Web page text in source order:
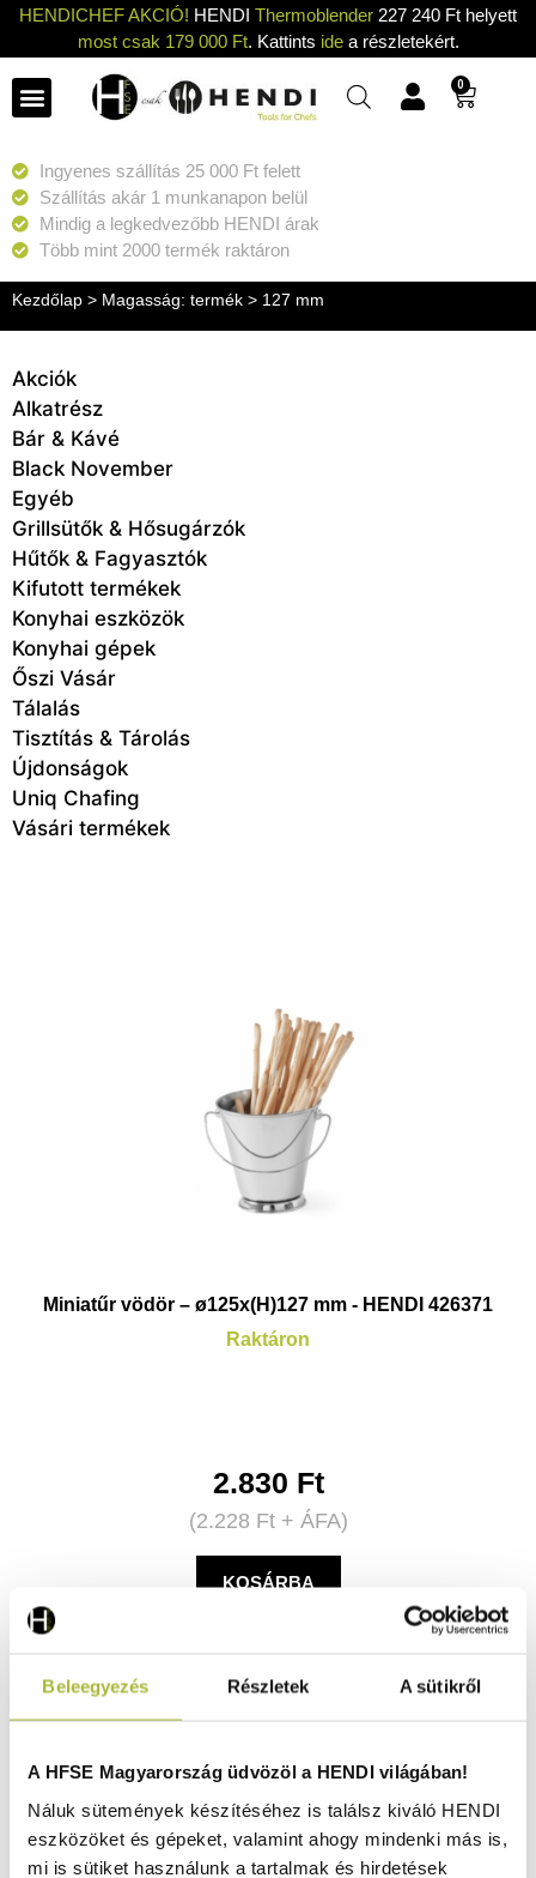
Beleegyezés Részletek A sütikről
A HFSE Magyarország üdvözöl a HENDI világában!
Náluk sütemények készítéséhez is találsz kiváló HENDI
eszközöket és gépeket, valamint ahogy mindenki más is,
mi is sütiket használunk a tartalmak és hirdetések
HENDICHEF AKCIÓ! HENDI Thermoblender 227 240 Ft helyett
most csak 179 000 Ft. Kattints idea részletekért.
0
Ingyenes szállítás 25 000 Ft felett
Szállítás akár 1 munkanapon belül
Mindig a legkedvezőbb HENDI árak
Több mint 2000 termék raktáron
Kezdőlap > Magasság: termék > 127 mm
Akciók
Alkatrész
Bár & Kávé
Black November
Egyéb
Grillsütők & Hősugárzók
Hűtők & Fagyasztók
Kifutott termékek
Konyhai eszközök
Konyhai gépek
Őszi Vásár
Tálalás
Tisztítás & Tárolás
Újdonságok
Uniq Chafing
Vásári termékek
Miniatűr vödör – ø125x(H)127 mm - HENDI 426371
Raktáron
2.830 Ft
(2.228 Ft+ ÁFA)
KOSÁRBA